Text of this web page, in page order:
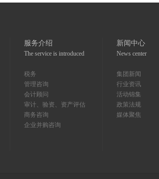
服务介绍
The service is introduced
税务
管理咨询
会计顾问
审计、验资、资产评估
商务咨询
企业并购咨询
新闻中心
News center
集团新闻
行业资讯
活动锦集
政策法规
媒体聚焦